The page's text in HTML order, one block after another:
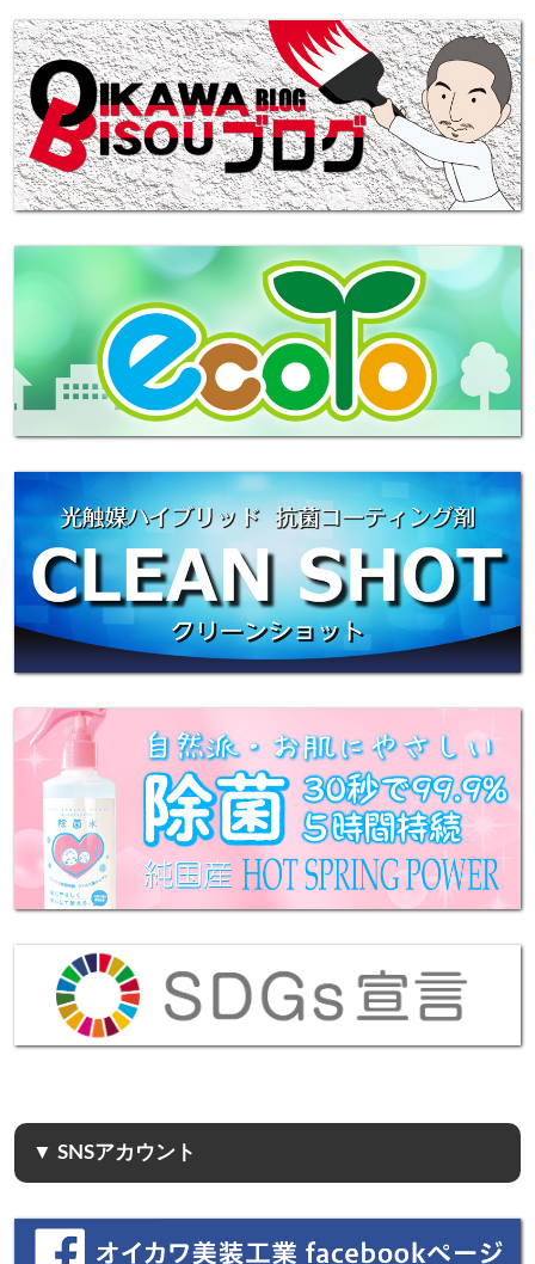
▼ SNSアカウント